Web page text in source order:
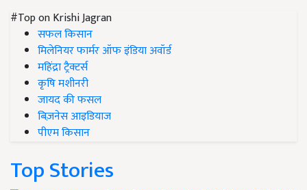
#Top on Krishi Jagran
सफल किसान
मिलेनियर फार्मर ऑफ इंडिया अवॉर्ड
महिंद्रा ट्रैक्टर्स
कृषि मशीनरी
जायद की फसल
बिज़नेस आइडियाज
पीएम किसान
Top Stories